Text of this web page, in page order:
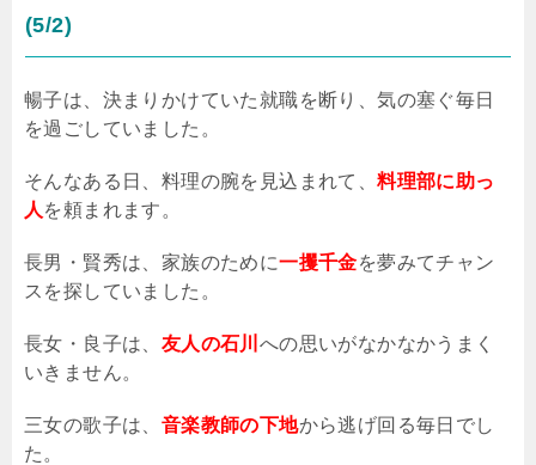
(5/2)
暢子は、決まりかけていた就職を断り、気の塞ぐ毎日
を過ごしていました。
そんなある日、料理の腕を見込まれて、料理部に助っ
人 を頼まれます。
長男・賢秀は、家族のために一攫千金を夢みてチャン
スを探していました。
長女・良子は、 友人の石川 への思いがなかなかうまく
いきません。
三女の歌子は、 音楽教師の下地から逃げ回る毎日でし
た。